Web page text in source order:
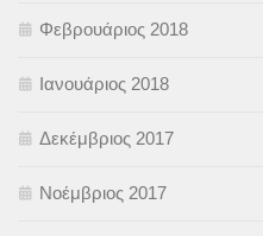
Φεβρουάριος 2018
Ιανουάριος 2018
Δεκέμβριος 2017
Νοέμβριος 2017